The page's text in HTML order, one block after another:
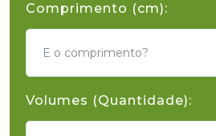
Comprimento (cm):
Volumes (Quantidade):